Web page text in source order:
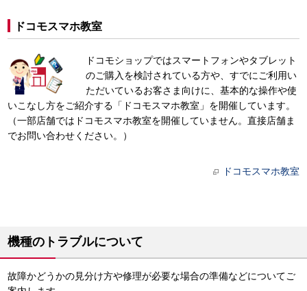
ドコモスマホ教室
ドコモショップではスマートフォンやタブレット
のご購入を検討されている方や、すでにご利用い
ただいているお客さま向けに、基本的な操作や使
いこなし方をご紹介する「ドコモスマホ教室」を開催しています。
（一部店舗ではドコモスマホ教室を開催していません。直接店舗ま
でお問い合わせください。）
ドコモスマホ教室
機種のトラブルについて
故障かどうかの見分け方や修理が必要な場合の準備などについてご